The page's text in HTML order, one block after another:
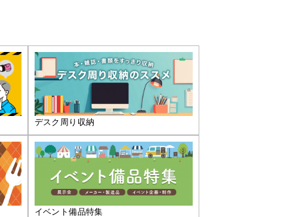
デスク周り収納
イベント備品特集